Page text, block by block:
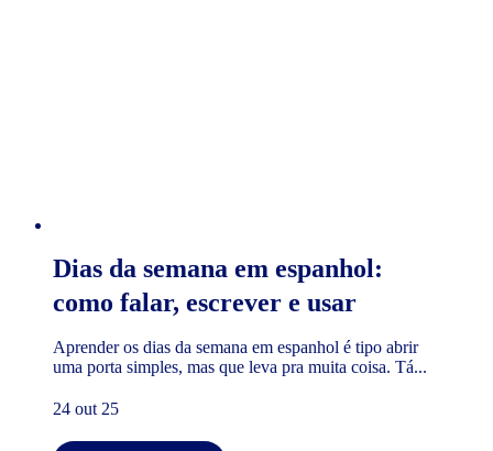
Dias da semana em espanhol:
como falar, escrever e usar
Aprender os dias da semana em espanhol é tipo abrir
uma porta simples, mas que leva pra muita coisa. Tá...
24 out 25